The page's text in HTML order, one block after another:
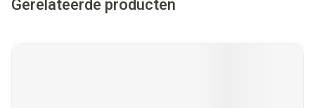
Gerelateerde producten